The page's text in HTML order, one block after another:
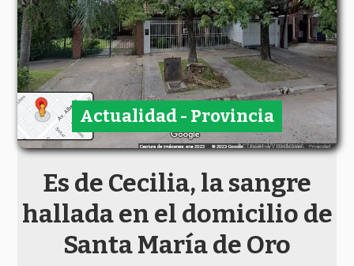
Es de Cecilia, la sangre
hallada en el domicilio de
Santa María de Oro
Actualidad - Provincia